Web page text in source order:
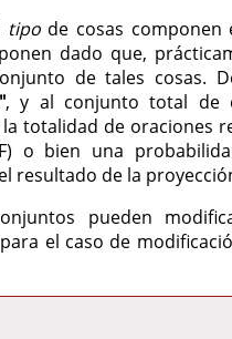
tipode cosas componen
dado que,
de tales cosas.
, y al conjunto total de
totalidad de oraciones
o bien una
resultado de la
pueden
el caso de